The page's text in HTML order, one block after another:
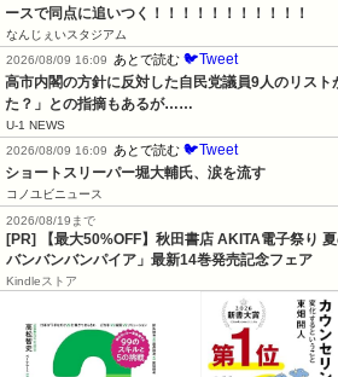
ースで同点に追いつく！！！！！！！！！！！
なんじぇいスタジアム
2026/08/09 16:09
あとで読む 🐦Tweet
高市内閣の方針に反対した自民党議員9人のリス
た？」との指摘もあるが……
U-1 NEWS
2026/08/09 16:09
あとで読む 🐦Tweet
ショートスリーパー堀大輔氏、涙を流す
コノユビニュース
2026/08/19まで
[PR] 【最大50%OFF】秋田書店 AKITA電子祭り
バンバンバンパイア」最新14巻発売記念フェア
Kindleストア